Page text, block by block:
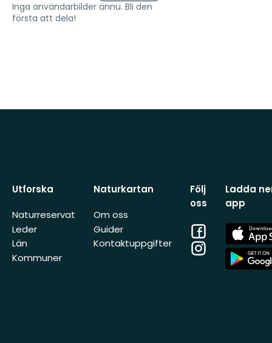
Inga användarbilder ännu. Bli den
första att dela!
Utforska
Naturreservat
Leder
Län
Kommuner
Naturkartan
Om oss
Guider
Kontaktuppgifter
Följ
oss
Facebook
Instagram
Ladda
app
App
Store
App
Store